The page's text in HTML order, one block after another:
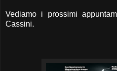
Vediamo i prossimi
Cassini.